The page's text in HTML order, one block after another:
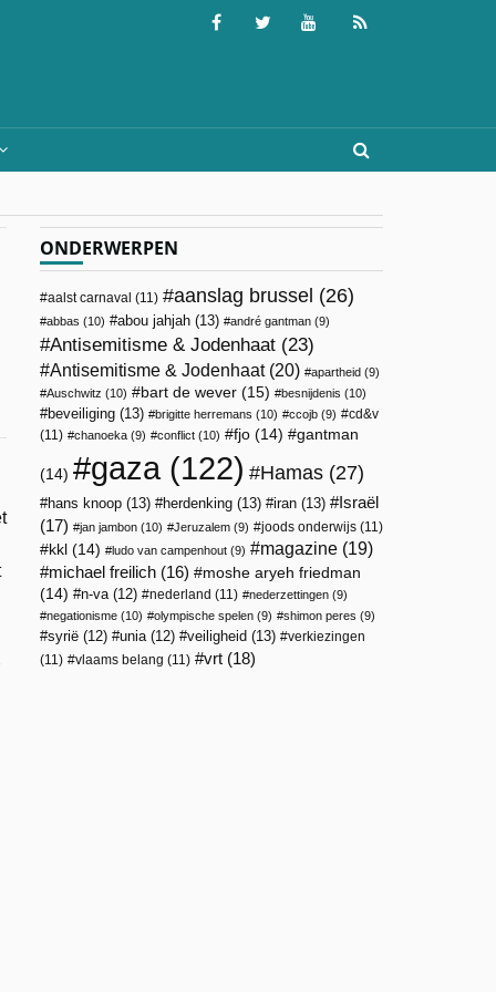
ONDERWERPEN
aalst carnaval (11) aanslag brussel (26)
abbas (10) abou jahjah (13) andré gantman (9)
Antisemitisme & Jodenhaat (23)
Antisemitisme & Jodenhaat(20) apartheid (9)
Auschwitz (10) bart de wever (15) besnijdenis (10)
beveiliging (13) brigitte herremans (10) ccojb (9)
cd&v
(11)
chanoeka (9) conflict (10) fjo (14) gantman
(14) gaza(122) Hamas (27)
hans knoop (13) herdenking (13) iran (13)
Israël
(17)
jan jambon (10) Jeruzalem (9) joods onderwijs (11)
kkl (14) ludo van campenhout (9) magazine (19)
michael freilich (16)
moshe aryeh friedman
(14)
n-va(12) nederland (11) nederzettingen (9)
negationisme (10) olympische spelen (9) shimon peres (9)
syrië (12) unia(12) veiligheid (13)
verkiezingen
(11)
vlaams belang (11) vrt (18)